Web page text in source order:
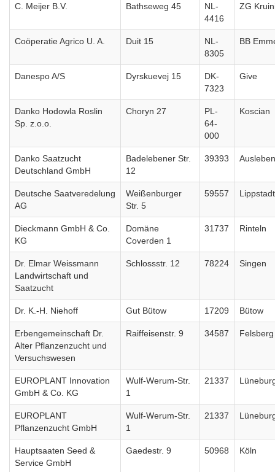
C. Meijer B.V. Bathseweg 45
NL-
4416
ZG
Coöperatie Agrico U. A. Duit 15
NL-
8305
BB
Danespo A/S Dyrskuevej 15
DK-
7323
Give
Danko Hodowla Roslin
Sp. z.o.o.
Choryn 27
PL-
64-
000
Koscian
Danko Saatzucht
Deutschland GmbH
Badelebener Str.
12
39393 Ausleben
Deutsche Saatveredelung
AG
Weißenburger
Str. 5
59557 Lippstadt
Dieckmann GmbH & Co.
KG
Domäne
Coverden 1
31737 Rinteln
Dr. Elmar Weissmann
Landwirtschaft und
Saatzucht
Schlossstr. 12 78224 Singen
Dr. K.-H. Niehoff Gut Bütow 17209 Bütow
Erbengemeinschaft Dr.
Alter Pflanzenzucht und
Versuchswesen
Raiffeisenstr. 9 34587 Felsberg
EUROPLANT Innovation
GmbH & Co. KG
Wulf-Werum-Str.
1
21337
EUROPLANT
Pflanzenzucht GmbH
Wulf-Werum-Str.
1
21337
Hauptsaaten Seed &
Service GmbH
Gaedestr. 9 50968 Köln